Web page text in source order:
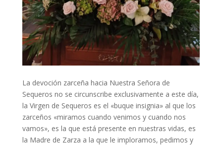
La devoción zarceña hacia Nuestra Señora de
Sequeros no se circunscribe exclusivamente a este día,
la Virgen de Sequeros es el «buque insignia» al que los
zarceños «miramos cuando venimos y cuando nos
vamos», es la que está presente en nuestras vidas, es
la Madre de Zarza a la que le imploramos, pedimos y